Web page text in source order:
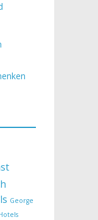
George